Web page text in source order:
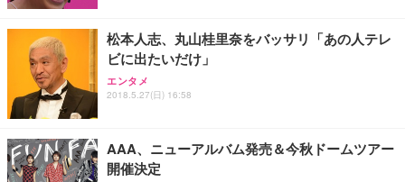
務用 おしゃれ パソコンチェア (ホワイト)
ANDWINT オフィスチェア デスクチェア 肘なし メ
ッシュ 通気性 ランバーサポート付き 腰サポート ガ
ス圧無段階昇降 360度回転 キャスター付き コンパク
【MiniLED/24.5inch/280Hz/FHD】GRAPHT THE S
HOOTER Gaming Monitor 24” Essential ゲーミン
グモニター QD 24.5インチ 1ms FHD 量子ドット 残
アイリスオーヤマ ペットシーツ 超厚型 お徳用 レギ
ュラー 200枚入【Amazon.co.jp限定】
松本人志、丸山桂里奈をバッサリ「あの人テレ
ビに出たいだけ」
エンタメ
2018.5.27(日) 16:58
AAA、ニューアルバム発売＆今秋ドームツアー
開催決定